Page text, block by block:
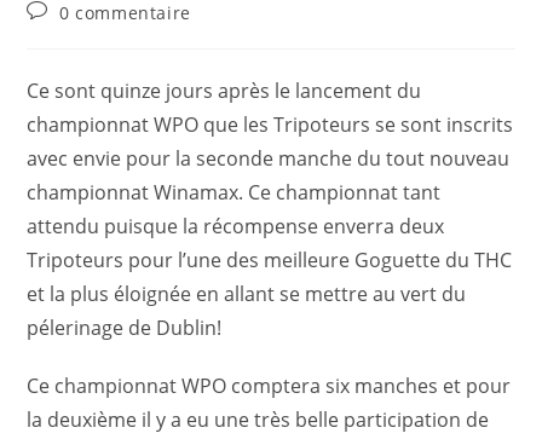
0 commentaire
Ce sont quinze jours après le lancement du
championnat WPO que les Tripoteurs se sont inscrits
avec envie pour la seconde manche du tout nouveau
championnat Winamax. Ce championnat tant
attendu puisque la récompense enverra deux
Tripoteurs pour l’une des meilleure Goguette du THC
et la plus éloignée en allant se mettre au vert du
pélerinage de Dublin!
Ce championnat WPO comptera six manches et pour
la deuxième il y a eu une très belle participation de